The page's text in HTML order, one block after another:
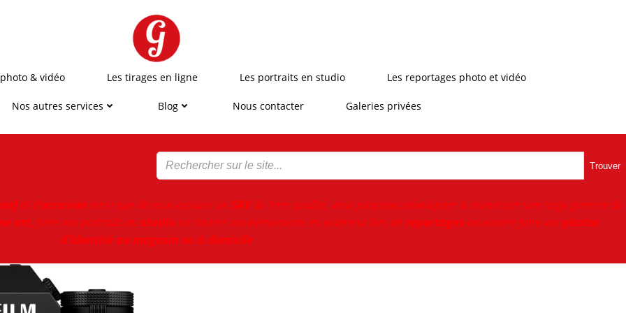
& vidéo Les tirages en ligne Les portraits en studio Les reportages photo et vidéo
Nos autres services Blog Nous contacter Galeries privées
Trouver
et d'occasion ainsi que de vous assurer un SAVde 1ere qualité, vous proposer,développer & numériser une large gamme de
art, faire vos portraits austudio ou couvrir vos évènements en extérieur lors de reportages ou encore faire vos photos
d’identité au magasin ou à domicile